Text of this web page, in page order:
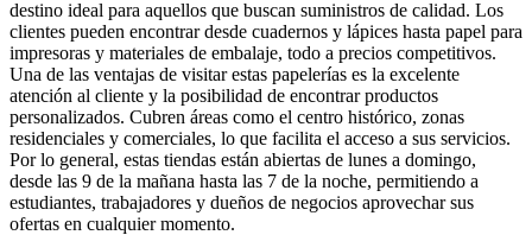
destino ideal para aquellos que buscan suministros de calidad. Los
clientes pueden encontrar desde cuadernos y lápices hasta papel para
impresoras y materiales de embalaje, todo a precios competitivos.
Una de las ventajas de visitar estas papelerías es la excelente
atención al cliente y la posibilidad de encontrar productos
personalizados. Cubren áreas como el centro histórico, zonas
residenciales y comerciales, lo que facilita el acceso a sus servicios.
Por lo general, estas tiendas están abiertas de lunes a domingo,
desde las 9 de la mañana hasta las 7 de la noche, permitiendo a
estudiantes, trabajadores y dueños de negocios aprovechar sus
ofertas en cualquier momento.